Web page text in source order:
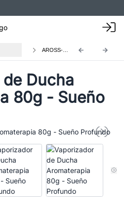
AROSS-06a
Ducha
80g - Sueño